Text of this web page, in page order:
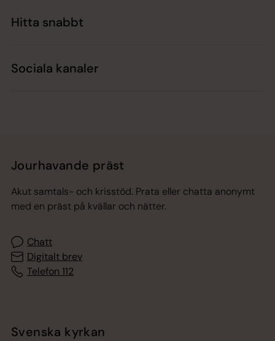
Hitta snabbt
Sociala kanaler
Jourhavande präst
Akut samtals- och krisstöd. Prata eller chatta anonymt
med en präst på kvällar och nätter.
Chatt
Digitalt brev
Telefon 112
Svenska kyrkan